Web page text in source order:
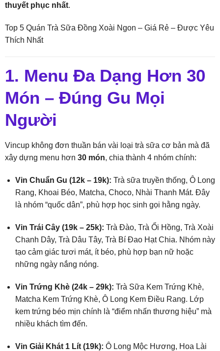
thuyết phục nhất.
Top 5 Quán Trà Sữa Đồng Xoài Ngon – Giá Rẻ – Được Yêu
Thích Nhất
1. Menu Đa Dạng Hơn 30
Món – Đúng Gu Mọi
Người
Vincup không đơn thuần bán vài loại trà sữa cơ bản mà đã
xây dựng menu hơn 30 món, chia thành 4 nhóm chính:
Vin Chuẩn Gu (12k – 19k): Trà sữa truyền thống, Ô Long
Rang, Khoai Béo, Matcha, Choco, Nhài Thanh Mát. Đây
là nhóm “quốc dân”, phù hợp học sinh gọi hằng ngày.
Vin Trái Cây (19k – 25k): Trà Đào, Trà Ổi Hồng, Trà Xoài
Chanh Dây, Trà Dâu Tây, Trà Bí Đao Hạt Chia. Nhóm này
tạo cảm giác tươi mát, ít béo, phù hợp bạn nữ hoặc
những ngày nắng nóng.
Vin Trứng Khè (24k – 29k): Trà Sữa Kem Trứng Khè,
Matcha Kem Trứng Khè, Ô Long Kem Điều Rang. Lớp
kem trứng béo mịn chính là “điểm nhấn thương hiệu” mà
nhiều khách tìm đến.
Vin Giải Khát 1 Lít (19k): Ô Long Mộc Hương, Hoa Lài